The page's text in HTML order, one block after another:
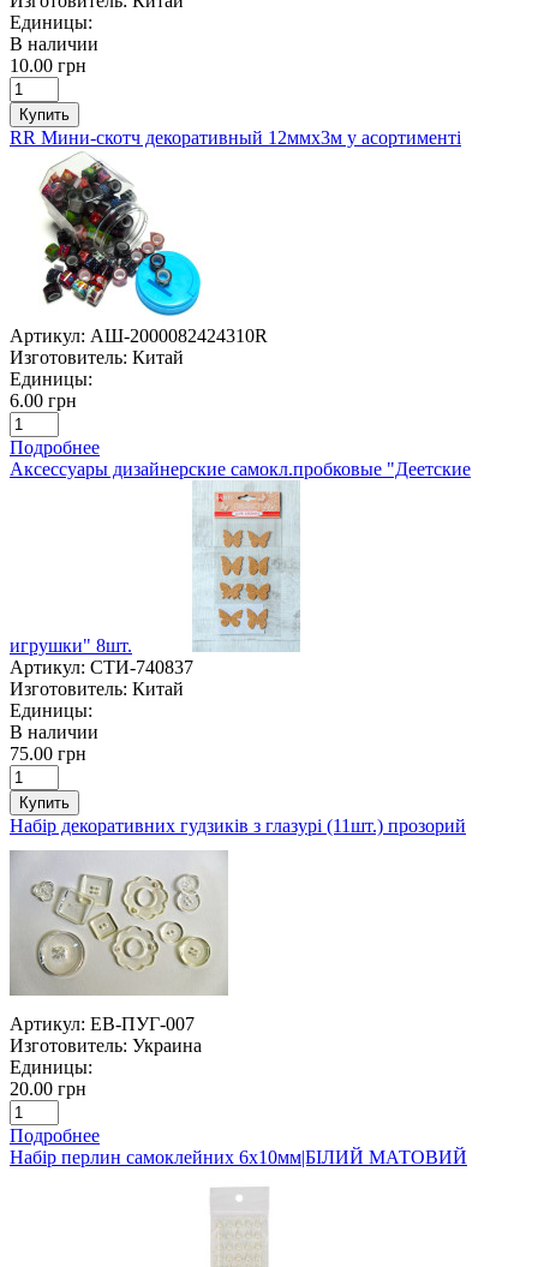
Единицы:
В наличии
10.00 грн
Купить
RR Мини-скотч декоративный 12ммх3м у асортименті
Артикул: АШ-2000082424310R
Изготовитель: Китай
Единицы:
6.00 грн
Подробнее
Аксессуары дизайнерские самокл.пробковые "Деетские
игрушки" 8шт.
Артикул: СТИ-740837
Изготовитель: Китай
Единицы:
В наличии
75.00 грн
Купить
Набір декоративних гудзиків з глазурі (11шт.) прозорий
Артикул: ЕВ-ПУГ-007
Изготовитель: Украина
Единицы:
20.00 грн
Подробнее
Набір перлин самоклейних 6х10мм|БІЛИЙ МАТОВИЙ